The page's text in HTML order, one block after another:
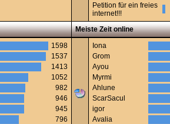
Petition für ein freies
internet!!!
Meiste Zeit online
1598
1537
1413
1052
982
946
945
796
Iona
Grom
Ayou
Myrmi
Ahlune
ScarSacul
igor
Avalia